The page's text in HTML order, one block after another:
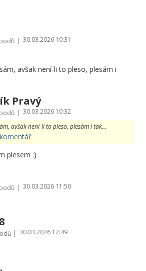
| 30.03.2026 10:31
avšak není-li to pleso, plesám i
Pravý
| 30.03.2026 10:32
avšak není-li to pleso, plesám i tak...
plesem :)
| 30.03.2026 11:50
| 30.03.2026 12:49